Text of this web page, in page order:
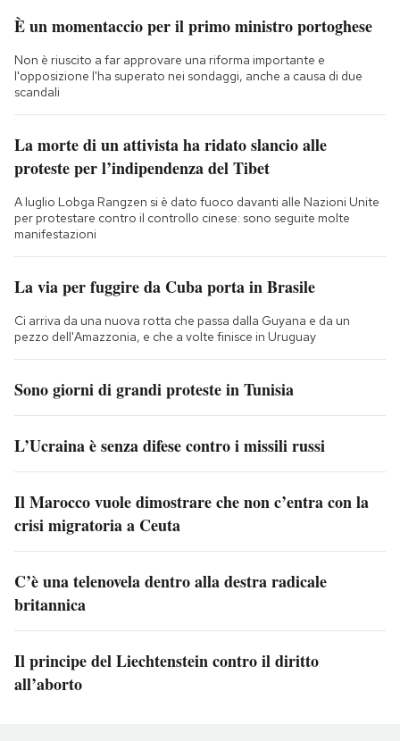
È un momentaccio per il primo ministro portoghese
Non è riuscito a far approvare una riforma importante e
l'opposizione l'ha superato nei sondaggi, anche a causa di due
scandali
La morte di un attivista ha ridato slancio alle
proteste per l’indipendenza del Tibet
A luglio Lobga Rangzen si è dato fuoco davanti alle Nazioni Unite
per protestare contro il controllo cinese: sono seguite molte
manifestazioni
La via per fuggire da Cuba porta in Brasile
Ci arriva da una nuova rotta che passa dalla Guyana e da un
pezzo dell'Amazzonia, e che a volte finisce in Uruguay
Sono giorni di grandi proteste in Tunisia
L’Ucraina è senza difese contro i missili russi
Il Marocco vuole dimostrare che non c’entra con la
crisi migratoria a Ceuta
C’è una telenovela dentro alla destra radicale
britannica
Il principe del Liechtenstein contro il diritto
all’aborto